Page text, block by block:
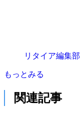
リタイア編集部
もっとみる
関連記事